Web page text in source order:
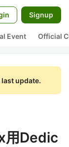
Signup
Event Official
update.
用Dedic